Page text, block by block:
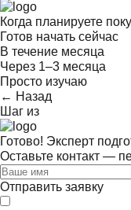
Когда планируете
Готов начать сейчас
В течение месяца
Через 1–3 месяца
Просто изучаю
← Назад
Шаг из
Готово! Эксперт
Оставьте контакт —
Отправить заявку